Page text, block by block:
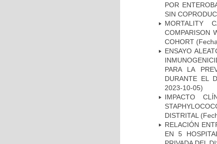
POR
SIN
MORTALITY
COMPARISON
COHORT
ENSAYO
PARA LA
DURANTE EL
2023-10-05)
IMPACTO
DISTRITAL
RELACIÓN
EN 5